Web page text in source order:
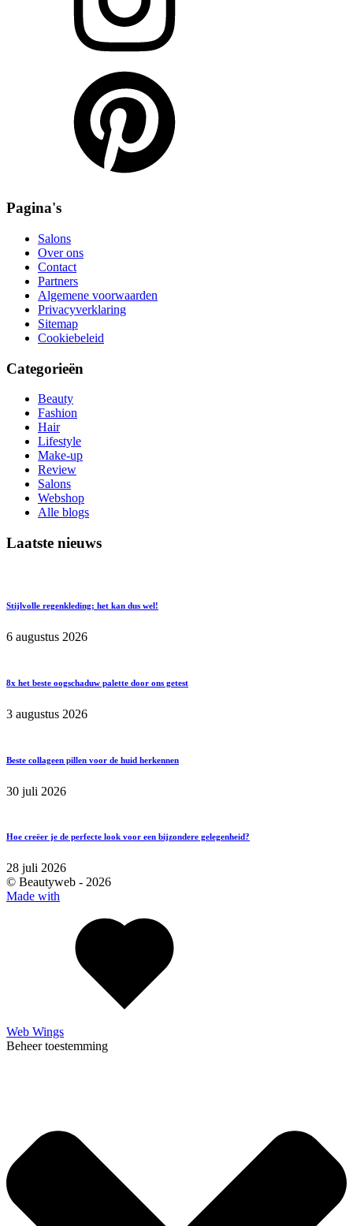
Pagina's
Salons
Over ons
Contact
Partners
Algemene voorwaarden
Privacyverklaring
Sitemap
Cookiebeleid
Categorieën
Beauty
Fashion
Hair
Lifestyle
Make-up
Review
Salons
Webshop
Alle blogs
Laatste nieuws
Stijlvolle regenkleding; het kan dus wel!
6 augustus 2026
8x het beste oogschaduw palette door ons getest
3 augustus 2026
Beste collageen pillen voor de huid herkennen
30 juli 2026
Hoe creëer je de perfecte look voor een bijzondere gelegenheid?
28 juli 2026
© Beautyweb - 2026
Made with
Web Wings
Beheer toestemming